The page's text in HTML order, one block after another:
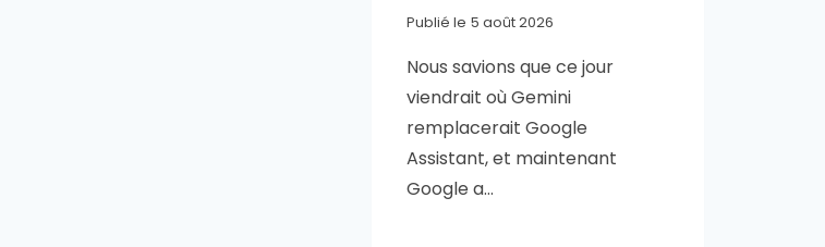
Publié le 5 août 2026
Nous savions que ce jour
viendrait où Gemini
remplacerait Google
Assistant, et maintenant
Google a…